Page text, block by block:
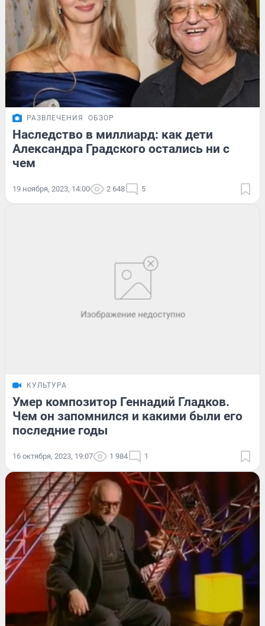
РАЗВЛЕЧЕНИЯ ОБЗОР
Наследство в миллиард: как дети
Александра Градского остались ни с
чем
19 ноября, 2023, 14:00 2 648 5
КУЛЬТУРА
Умер композитор Геннадий Гладков.
Чем он запомнился и какими были его
последние годы
16 октября, 2023, 19:07 1 984 1